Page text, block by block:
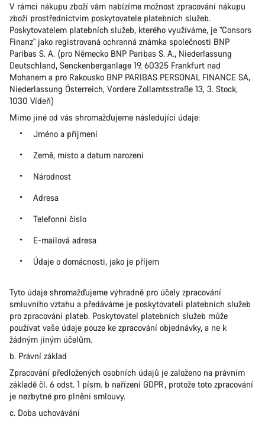
V rámci nákupu zboží vám nabízíme možnost zpracování nákupu
zboží prostřednictvím poskytovatele platebních služeb.
Poskytovatelem platebních služeb, kterého využíváme, je "Consors
Finanz" jako registrovaná ochranná známka společnosti BNP
Paribas S. A. (pro Německo BNP Paribas S. A., Niederlassung
Deutschland, Senckenberganlage 19, 60325 Frankfurt nad
Mohanem a pro Rakousko BNP PARIBAS PERSONAL FINANCE SA,
Niederlassung Österreich, Vordere Zollamtsstraße 13, 3. Stock,
1030 Vídeň)
Mimo jiné od vás shromažďujeme následující údaje:
Jméno a příjmení
Země, místo a datum narození
Národnost
Adresa
Telefonní číslo
E-mailová adresa
Údaje o domácnosti, jako je příjem
Tyto údaje shromažďujeme výhradně pro účely zpracování
smluvního vztahu a předáváme je poskytovateli platebních služeb
pro zpracování plateb. Poskytovatel platebních služeb může
používat vaše údaje pouze ke zpracování objednávky, a ne k
žádným jiným účelům.
b. Právní základ
Zpracování předložených osobních údajů je založeno na právním
základě čl. 6 odst. 1 písm. b nařízení GDPR, protože toto zpracování
je nezbytné pro plnění smlouvy.
c. Doba uchovávání